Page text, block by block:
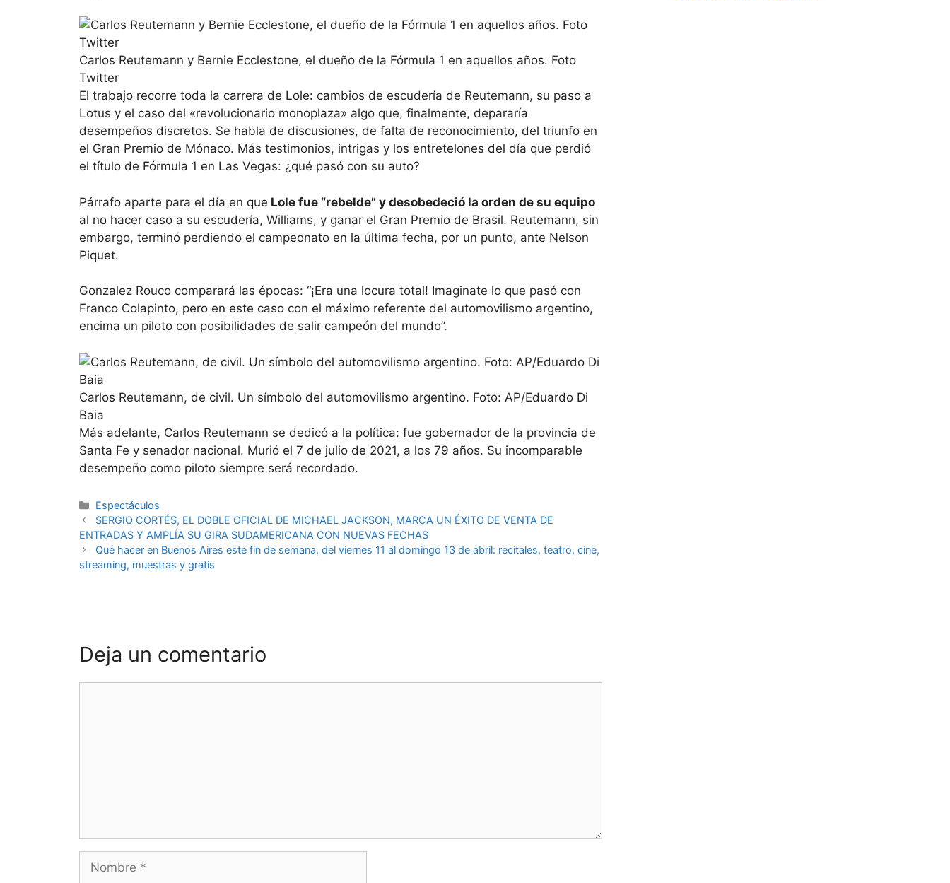
Carlos Reutemann y Bernie Ecclestone, el dueño de la Fórmula 1 en aquellos años. Foto
Twitter
El trabajo recorre toda la carrera de Lole: cambios de escudería de Reutemann, su paso a
Lotus y el caso del «revolucionario monoplaza» algo que, finalmente, depararía
desempeños discretos. Se habla de discusiones, de falta de reconocimiento, del triunfo en
el Gran Premio de Mónaco. Más testimonios, intrigas y los entretelones del día que perdió
el título de Fórmula 1 en Las Vegas: ¿qué pasó con su auto?
Párrafo aparte para el día en que Lole fue “rebelde” y desobedeció la orden de su equipo
al no hacer caso a su escudería, Williams, y ganar el Gran Premio de Brasil. Reutemann, sin
embargo, terminó perdiendo el campeonato en la última fecha, por un punto, ante Nelson
Piquet.
Gonzalez Rouco comparará las épocas: “¡Era una locura total! Imaginate lo que pasó con
Franco Colapinto, pero en este caso con el máximo referente del automovilismo argentino,
encima un piloto con posibilidades de salir campeón del mundo”.
Carlos Reutemann, de civil. Un símbolo del automovilismo argentino. Foto: AP/Eduardo Di
Baia
Más adelante, Carlos Reutemann se dedicó a la política: fue gobernador de la provincia de
Santa Fe y senador nacional. Murió el 7 de julio de 2021, a los 79 años. Su incomparable
desempeño como piloto siempre será recordado.
Espectáculos
SERGIO CORTÉS, EL DOBLE OFICIAL DE MICHAEL JACKSON, MARCA UN ÉXITO DE VENTA DE
ENTRADAS Y AMPLÍA SU GIRA SUDAMERICANA CON NUEVAS FECHAS
Qué hacer en Buenos Aires este fin de semana, del viernes 11 al domingo 13 de abril: recitales, teatro, cine,
streaming, muestras y gratis
Deja un comentario